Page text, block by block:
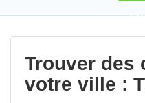
9,5
Trouver des
votre ville :